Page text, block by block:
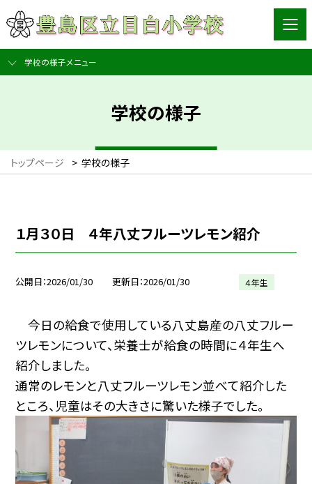
学校の様子メニュー
学校の様子
トップページ > 学校の様子
１月３０日 ４年八丈フルーツレモン紹介
公開日 2026/01/30 更新日 2026/01/30 ４年生
今日の給食で使用している八丈島産の八丈フルー
ツレモンについて、栄養士が給食の時間に４年生へ
紹介しました。
通常のレモンと八丈フルーツレモン並べて紹介した
ところ、児童はその大きさに驚いた様子でした。